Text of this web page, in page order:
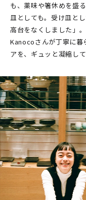
も、薬味や箸休めを盛
皿としても。受け皿と
高台をなくしました」
Kanocoさんが丁寧に暮
アを、ギュッと凝縮し